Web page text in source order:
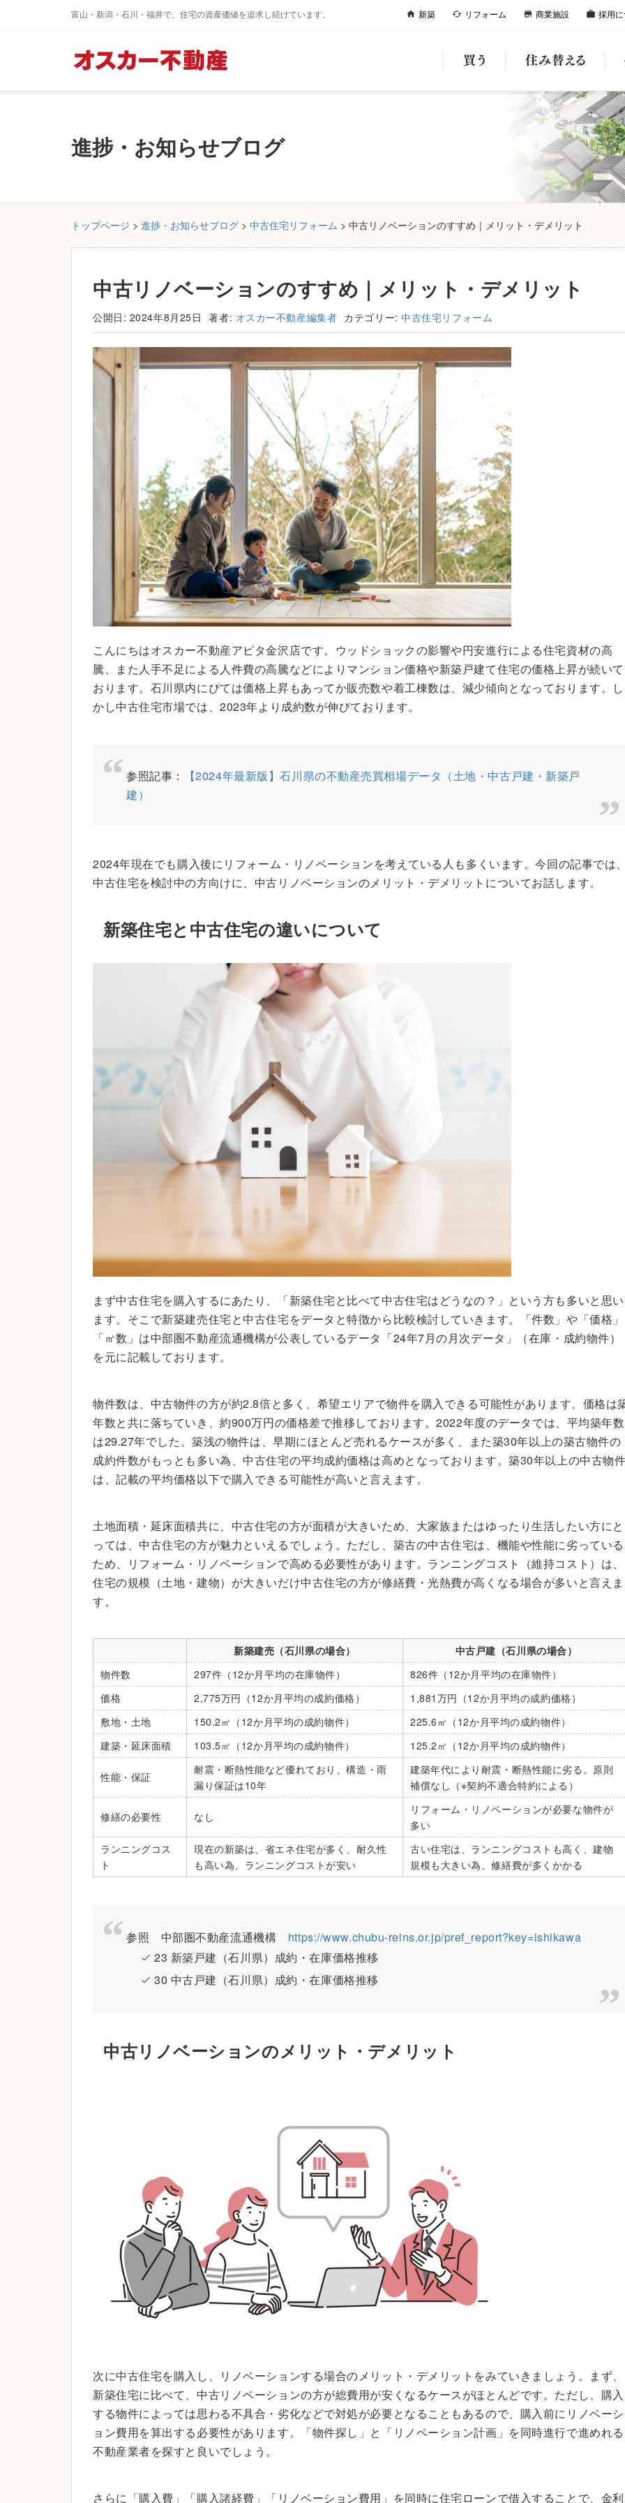
富山・新潟・石川・福井で、住宅の資産価値を追求し続けています。 home 新築 cached リフォーム store 商業施設 work 採用
進捗・お知らせブログ
トップページ > 進捗・お知らせブログ > 中古住宅リフォーム > 中古リノベーションのすすめ｜メリット・デメリット
中古リノベーションのすすめ｜メリット・デメリット
公開日: 2024年8月25日 著者: オスカー不動産編集者 カテゴリー:中古住宅リフォーム
こんにちはオスカー不動産アピタ金沢店です。ウッドショックの影響や円安進行による住宅資材の高
騰、また人手不足による人件費の高騰などによりマンション価格や新築戸建て住宅の価格上昇が続いて
おります。石川県内にぴては価格上昇もあってか販売数や着工棟数は、減少傾向となっております。し
かし中古住宅市場では、2023年より成約数が伸びております。
参照記事：
【2024年最新版】石川県の不動産売買相場データ（土地・中古戸建・新築戸
建）
2024年現在でも購入後にリフォーム・リノベーションを考えている人も多くいます。今回の記事では
中古住宅を検討中の方向けに、中古リノベーションのメリット・デメリットについてお話します。
新築住宅と中古住宅の違いについて
まず中古住宅を購入するにあたり、「新築住宅と比べて中古住宅はどうなの？」という方も多いと思い
ます。そこで新築建売住宅と中古住宅をデータと特徴から比較検討していきます。「件数」や「価格」
「㎡数」は中部圏不動産流通機構が公表しているデータ「24年7月の月次データ」（在庫・成約物件）
を元に記載しております。
物件数は、中古物件の方が約2.8倍と多く、希望エリアで物件を購入できる可能性があります。価格は
年数と共に落ちていき、約900万円の価格差で推移しております。2022年度のデータでは、平均築年数
は29.27年でした。築浅の物件は、早期にほとんど売れるケースが多く、また築30年以上の築古物件の
成約件数がもっとも多い為、中古住宅の平均成約価格は高めとなっております。築30年以上の中古物
は、記載の平均価格以下で購入できる可能性が高いと言えます。
土地面積・延床面積共に、中古住宅の方が面積が大きいため、大家族またはゆったり生活したい方にと
っては、中古住宅の方が魅力といえるでしょう。ただし、築古の中古住宅は、機能や性能に劣っている
ため、リフォーム・リノベーションで高める必要性があります。ランニングコスト（維持コスト）は、
住宅の規模（土地・建物）が大きいだけ中古住宅の方が修繕費・光熱費が高くなる場合が多いと言えま
す。
新築建売（石川県の場合）
中古戸建（石川県の場合）
物件数
297件（12か月平均の在庫物件）
826件（12か月平均の在庫物件）
価格
2,775万円（12か月平均の成約価格）
1,881万円（12か月平均の成約価格）
敷地・土地
150.2㎡（12か月平均の成約物件）
225.6㎡（12か月平均の成約物件）
建築・延床面積
103.5㎡（12か月平均の成約物件） 125.2㎡（12か月平均の成約物件）
性能・保証
耐震・断熱性能など優れており、構造・雨
漏り保証は10年
建築年代により耐震・断熱性能に劣る。原則
補償なし（※契約不適合特約による）
修繕の必要性 なし
リフォーム・リノベーションが必要な物件が
多い
ランニングコス
ト
現在の新築は、省エネ住宅が多く、耐久性
も高い為、ランニングコストが安い
古い住宅は、ランニングコストも高く、建物
規模も大きい為、修繕費が多くかかる
参照 中部圏不動産流通機構 https://www.chubu-reins.or.jp/pref_report?key=ishikawa
23 新築戸建（石川県）成約・在庫価格推移
30 中古戸建（石川県）成約・在庫価格推移
中古リノベーションのメリット・デメリット
次に中古住宅を購入し、リノベーションする場合のメリット・デメリットをみていきましょう。まず、
新築住宅に比べて、中古リノベーションの方が総費用が安くなるケースがほとんどです。ただし、購入
する物件によっては思わる不具合・劣化などで対処が必要となることもあるので、購入前にリノベーシ
ョン費用を算出する必要性があります。「物件探し」と「リノベーション計画」を同時進行で進めれる
不動産業者を探すと良いでしょう。
さらに「購入費」「購入諸経費」「リノベーション費用」を同時に住宅ローンで借入することで、金利